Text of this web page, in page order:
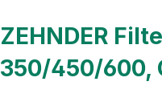
ZEHNDER
350/450/600,